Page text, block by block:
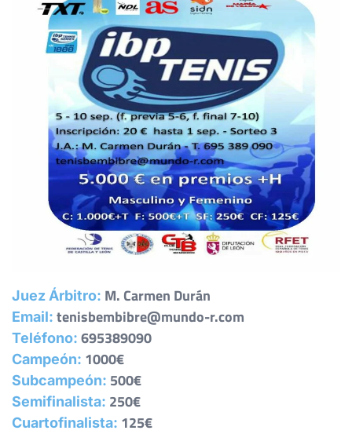
Juez Árbitro: M. Carmen Durán
Email: tenisbembibre@mundo-r.com
Teléfono: 695389090
Campeón: 1000€
Subcampeón: 500€
Semifinalista: 250€
Cuartofinalista: 125€